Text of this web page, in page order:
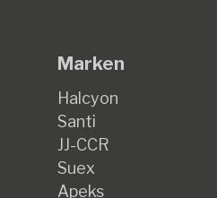
Marken
Halcyon
Santi
JJ-CCR
Suex
Apeks